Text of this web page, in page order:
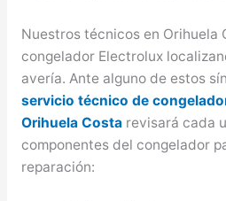
Nuestros técnicos en Orihuela
congelador Electrolux
avería. Ante alguno de estos
servicio técnico de
Orihuela Costarevisará cada
componentes del congelador
reparación: